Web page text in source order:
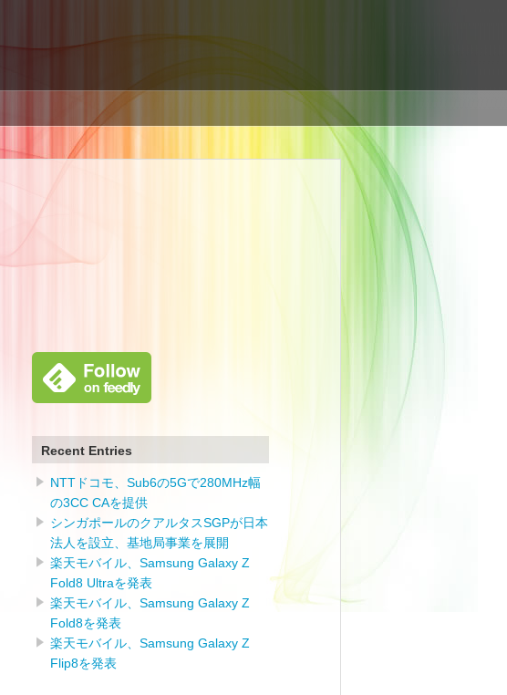
Recent Entries
NTTドコモ、Sub6の5Gで280MHz幅
の3CC CAを提供
シンガポールのクアルタスSGPが日本
法人を設立、基地局事業を展開
楽天モバイル、Samsung Galaxy Z
Fold8 Ultraを発表
楽天モバイル、Samsung Galaxy Z
Fold8を発表
楽天モバイル、Samsung Galaxy Z
Flip8を発表